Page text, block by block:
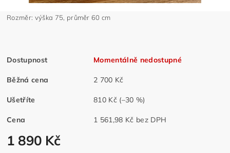
Rozměr: výška 75, průměr 60 cm
Dostupnost Momentálně nedostupné
Běžná cena 2 700 Kč
Ušetříte 810 Kč (–30 %)
Cena 1 561,98 Kč bez DPH
1 890 Kč